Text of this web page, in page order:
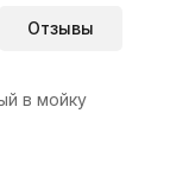
Отзывы
в мойку